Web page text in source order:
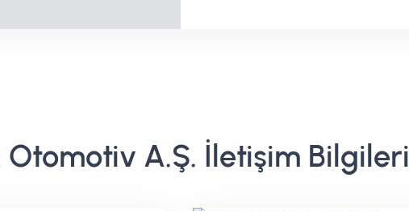
Otomotiv A.Ş. İletişim Bilgileri